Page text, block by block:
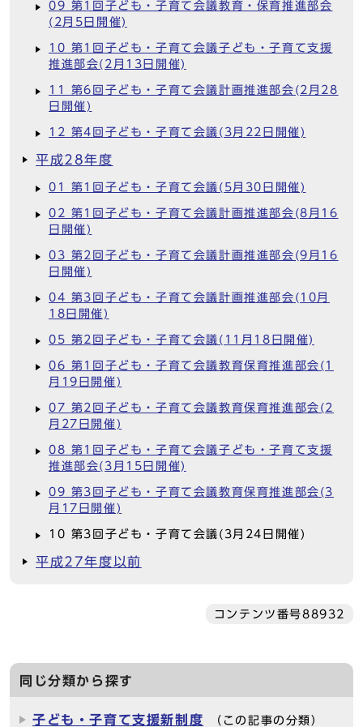
09 第1回子ども・子育て会議教育・保育推進部会
(2月5日開催)
10 第1回子ども・子育て会議子ども・子育て支援
推進部会(2月13日開催)
11 第6回子ども・子育て会議計画推進部会(2月28
日開催)
12 第4回子ども・子育て会議(3月22日開催)
平成28年度
01 第1回子ども・子育て会議(5月30日開催)
02 第1回子ども・子育て会議計画推進部会(8月16
日開催)
03 第2回子ども・子育て会議計画推進部会(9月16
日開催)
04 第3回子ども・子育て会議計画推進部会(10月
18日開催)
05 第2回子ども・子育て会議(11月18日開催)
06 第1回子ども・子育て会議教育保育推進部会(1
月19日開催)
07 第2回子ども・子育て会議教育保育推進部会(2
月27日開催)
08 第1回子ども・子育て会議子ども・子育て支援
推進部会(3月15日開催)
09 第3回子ども・子育て会議教育保育推進部会(3
月17日開催)
10 第3回子ども・子育て会議(3月24日開催)
平成27年度以前
コンテンツ番号88932
同じ分類から探す
子ども・子育て支援新制度 （この記事の分類）